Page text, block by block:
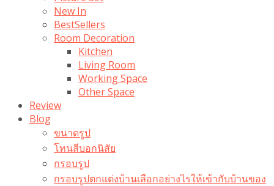
New In
BestSellers
Room Decoration
Kitchen
Living Room
Working Space
Other Space
Review
Blog
ขนาดรูป
โทนสีบอกนิสัย
กรอบรูป
กรอบรูปตกแต่งบ้านเลือกอย่างไรให้เข้ากับบ้านของ